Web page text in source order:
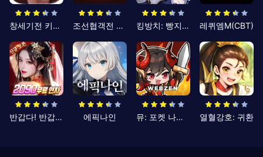
창세기전 키우기 조선협객전 클래식 킹방치: 빵지의 제왕 레퀴엠M(CBT)
반갑다! 반갑삼국지 에픽나인 뮤: 포켓 나이츠 열혈강호: 귀환